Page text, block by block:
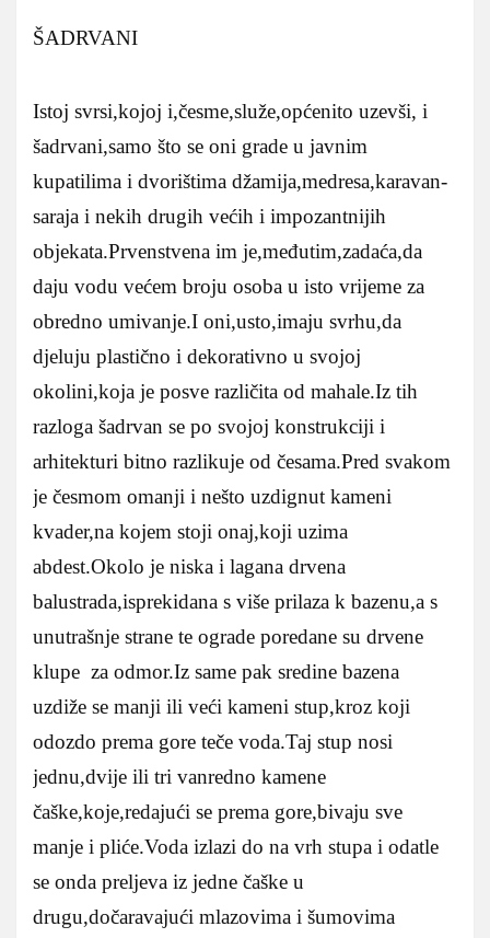
ŠADRVANI
Istoj svrsi,kojoj i,česme,služe,općenito uzevši, i
šadrvani,samo što se oni grade u javnim
kupatilima i dvorištima džamija,medresa,karavan-
saraja i nekih drugih većih i impozantnijih
objekata.Prvenstvena im je,međutim,zadaća,da
daju vodu većem broju osoba u isto vrijeme za
obredno umivanje.I oni,usto,imaju svrhu,da
djeluju plastično i dekorativno u svojoj
okolini,koja je posve različita od mahale.Iz tih
razloga šadrvan se po svojoj konstrukciji i
arhitekturi bitno razlikuje od česama.Pred svakom
je česmom omanji i nešto uzdignut kameni
kvader,na kojem stoji onaj,koji uzima
abdest.Okolo je niska i lagana drvena
balustrada,isprekidana s više prilaza k bazenu,a s
unutrašnje strane te ograde poredane su drvene
klupe za odmor.Iz same pak sredine bazena
uzdiže se manji ili veći kameni stup,kroz koji
odozdo prema gore teče voda.Taj stup nosi
jednu,dvije ili tri vanredno kamene
čaške,koje,redajući se prema gore,bivaju sve
manje i pliće.Voda izlazi do na vrh stupa i odatle
se onda preljeva iz jedne čaške u
drugu,dočaravajući mlazovima i šumovima